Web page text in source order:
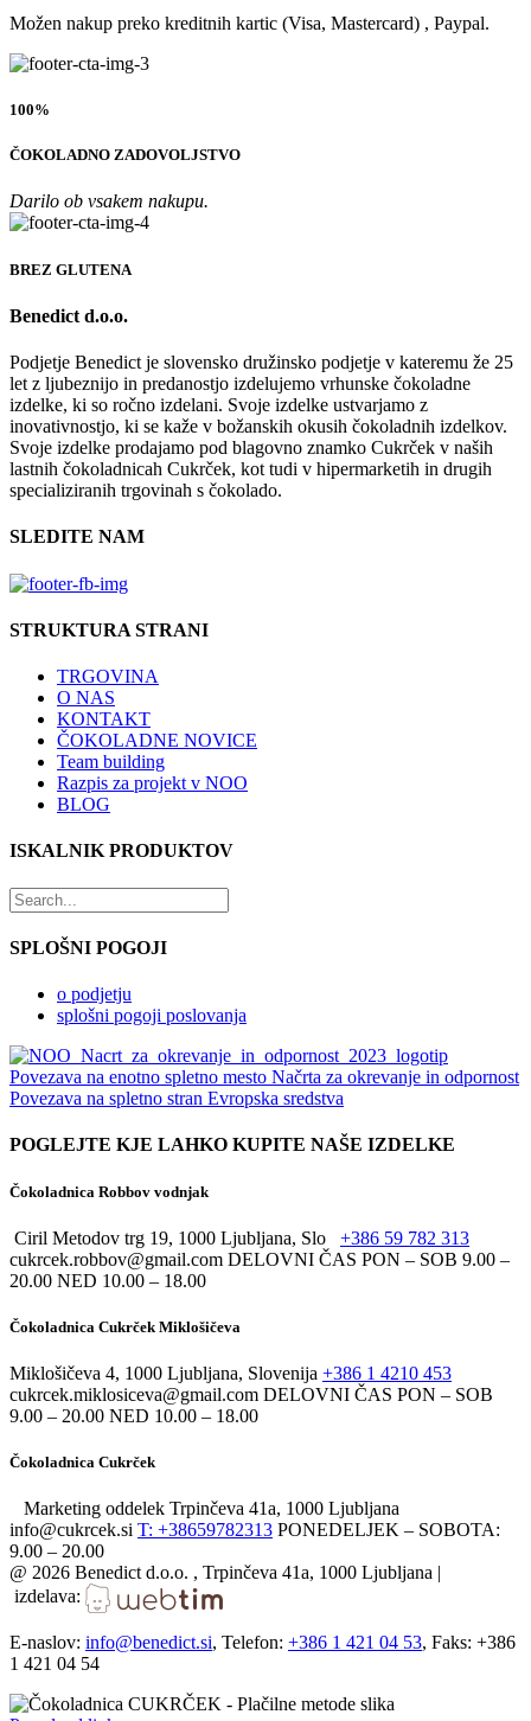
Možen nakup preko kreditnih kartic (Visa, Mastercard) , Paypal.
100%
ČOKOLADNO ZADOVOLJSTVO
Darilo ob vsakem nakupu.
BREZ GLUTENA
Benedict d.o.o.
Podjetje Benedict je slovensko družinsko podjetje v kateremu že 25
let z ljubeznijo in predanostjo izdelujemo vrhunske čokoladne
izdelke, ki so ročno izdelani. Svoje izdelke ustvarjamo z
inovativnostjo, ki se kaže v božanskih okusih čokoladnih izdelkov.
Svoje izdelke prodajamo pod blagovno znamko Cukrček v naših
lastnih čokoladnicah Cukrček, kot tudi v hipermarketih in drugih
specializiranih trgovinah s čokolado.
SLEDITE NAM
STRUKTURA STRANI
TRGOVINA
O NAS
KONTAKT
ČOKOLADNE NOVICE
Team building
Razpis za projekt v NOO
BLOG
ISKALNIK PRODUKTOV
SPLOŠNI POGOJI
o podjetju
splošni pogoji poslovanja
Povezava na enotno spletno mesto Načrta za okrevanje in odpornost
Povezava na spletno stran Evropska sredstva
POGLEJTE KJE LAHKO KUPITE NAŠE IZDELKE
Čokoladnica Robbov vodnjak
Ciril Metodov trg 19, 1000 Ljubljana, Slo +386 59 782 313
cukrcek.robbov@gmail.com DELOVNI ČAS PON – SOB 9.00 –
20.00 NED 10.00 – 18.00
Čokoladnica Cukrček Miklošičeva
Miklošičeva 4, 1000 Ljubljana, Slovenija +386 1 4210 453
cukrcek.miklosiceva@gmail.com DELOVNI ČAS PON – SOB
9.00 – 20.00 NED 10.00 – 18.00
Čokoladnica Cukrček
Marketing oddelek Trpinčeva 41a, 1000 Ljubljana
info@cukrcek.si T: +38659782313 PONEDELJEK – SOBOTA:
9.00 – 20.00
@ 2026 Benedict d.o.o. , Trpinčeva 41a, 1000 Ljubljana |
izdelava:
E-naslov: info@benedict.si, Telefon: +386 1 421 04 53, Faks: +386
1 421 04 54